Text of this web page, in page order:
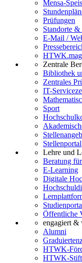
Mensa-
Prüfungen
Standorte &
E-Mail /
Zentrale
Bibliothek
Zentrales
IT-
Sport
Stellenportal
Lehre und
Beratung
E-Learning
Digitale
Öffentliche
engagiert &
Alumni
HTWK-
HTWK-